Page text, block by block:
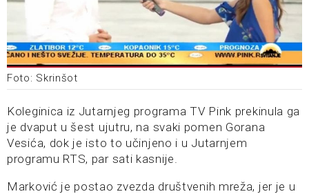
Foto: Skrinšot
Koleginica iz Jutarnjeg programa TV Pink prekinula ga
je dvaput u šest ujutru, na svaki pomen Gorana
Vesića, dok je isto to učinjeno i u Jutarnjem
programu RTS, par sati kasnije.
Marković je postao zvezda društvenih mreža, jer je u